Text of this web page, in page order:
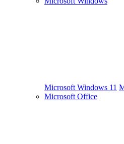
Microsoft Windows 11
Microsoft Office